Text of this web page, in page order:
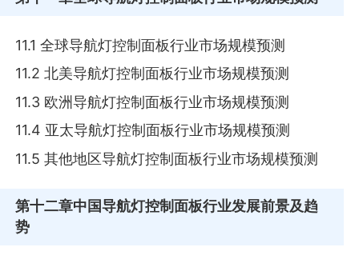
11.1 全球导航灯控制面板行业市场规模预测
11.2 北美导航灯控制面板行业市场规模预测
11.3 欧洲导航灯控制面板行业市场规模预测
11.4 亚太导航灯控制面板行业市场规模预测
11.5 其他地区导航灯控制面板行业市场规模预测
第十二章中国导航灯控制面板行业发展前景及趋
势